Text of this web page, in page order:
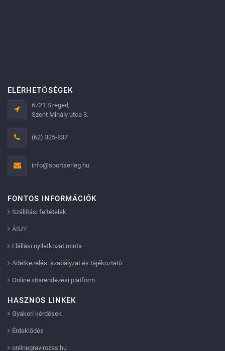
ELÉRHETŐSÉGEK
6721 Szeged,
Szent Mihály utca 3.
(62) 325-837
info@sportserleg.hu
FONTOS INFORMÁCIÓK
Szállítási feltételek
ÁSZF
Elállási nyilatkozat minta
Adatkezelési szabályzat és tájékoztató
Online vitarendezési platform
HASZNOS LINKEK
Gyakori kérdések
Érdeklődés
onlinegravirozas.hu